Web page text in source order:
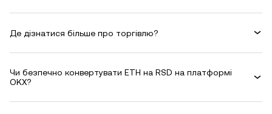
Де дізнатися більше про торгівлю?
Чи безпечно конвертувати ETH на RSD на платформі
OKX?